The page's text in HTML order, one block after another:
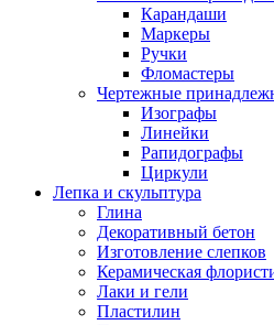
Карандаши
Маркеры
Ручки
Фломастеры
Чертежные
Изографы
Линейки
Рапидографы
Циркули
Лепка и скульптура
Глина
Декоративный бетон
Изготовление слепков
Керамическая
Лаки и гели
Пластилин